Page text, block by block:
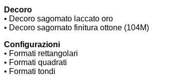
Decoro
• Decoro sagomato laccato oro
• Decoro sagomato finitura ottone (104M)
Configurazioni
• Formati rettangolari
• Formati quadrati
• Formati tondi